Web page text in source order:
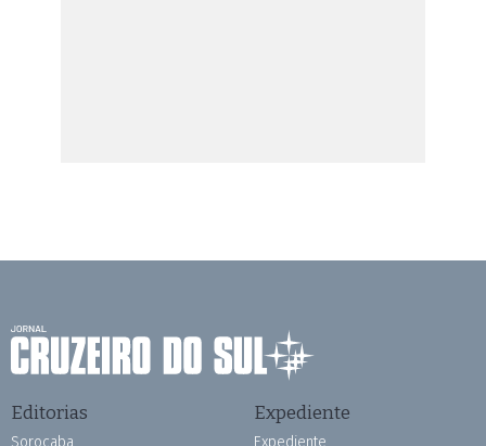
Editorias
Sorocaba
Expediente
Expediente